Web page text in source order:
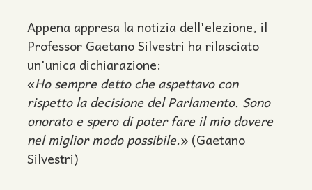
Appena appresa la notizia dell'elezione, il
Professor Gaetano Silvestri ha rilasciato
un'unica dichiarazione:
«Ho sempre detto che aspettavo con
rispetto la decisione del Parlamento. Sono
onorato e spero di poter fare il mio dovere
nel miglior modo possibile.» (Gaetano
Silvestri)